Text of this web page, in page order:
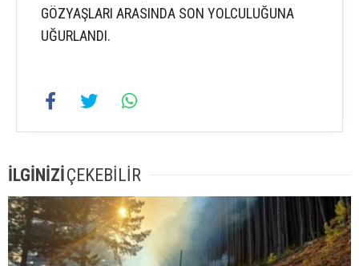
GÖZYAŞLARI ARASINDA SON YOLCULUĞUNA
UĞURLANDI.
İLGİNİZİÇEKEBİLİR